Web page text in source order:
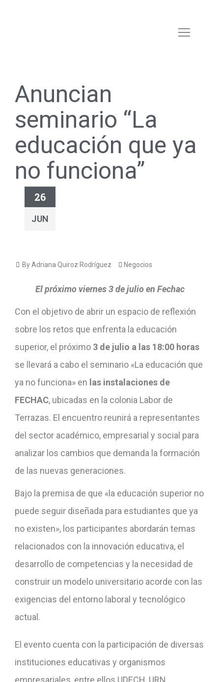
Anuncian
seminario “La
educación que ya
no funciona”
26
JUN
By Adriana Quiroz Rodríguez Negocios
El próximo viernes 3 de julio en Fechac
Con el objetivo de abrir un espacio de reflexión
sobre los retos que enfrenta la educación
superior, el próximo 3 de julio a las 18:00 horas
se llevará a cabo el seminario «La educación que
ya no funciona» en las instalaciones de
FECHAC, ubicadas en la colonia Labor de
Terrazas. El encuentro reunirá a representantes
del sector académico, empresarial y social para
analizar los cambios que demanda la formación
de las nuevas generaciones.
Bajo la premisa de que «la educación superior no
puede seguir diseñada para estudiantes que ya
no existen», los participantes abordarán temas
relacionados con la innovación educativa, el
desarrollo de competencias y la necesidad de
construir un modelo universitario acorde con las
exigencias del entorno laboral y tecnológico
actual.
El evento cuenta con la participación de diversas
instituciones educativas y organismos
empresariales, entre ellos UDECH, URN